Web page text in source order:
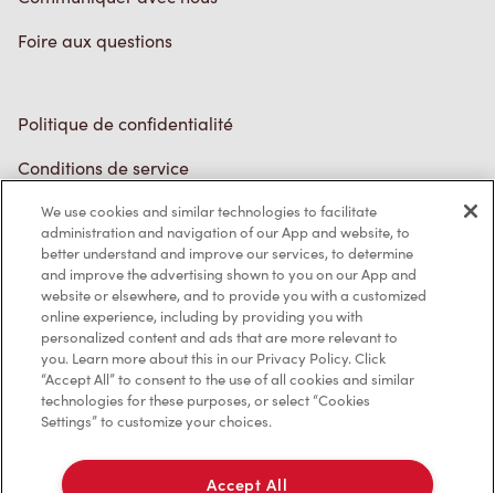
Foire aux questions
Politique de confidentialité
Conditions de service
Marques de commerce
Accessibilité
Diagnostic
Contactez-nous
We use cookies and similar technologies to facilitate
administration and navigation of our App and website, to
better understand and improve our services, to determine
and improve the advertising shown to you on our App and
website or elsewhere, and to provide you with a customized
online experience, including by providing you with
personalized content and ads that are more relevant to
you. Learn more about this in our Privacy Policy. Click
“Accept All” to consent to the use of all cookies and similar
technologies for these purposes, or select “Cookies
Settings” to customize your choices.
Accept All